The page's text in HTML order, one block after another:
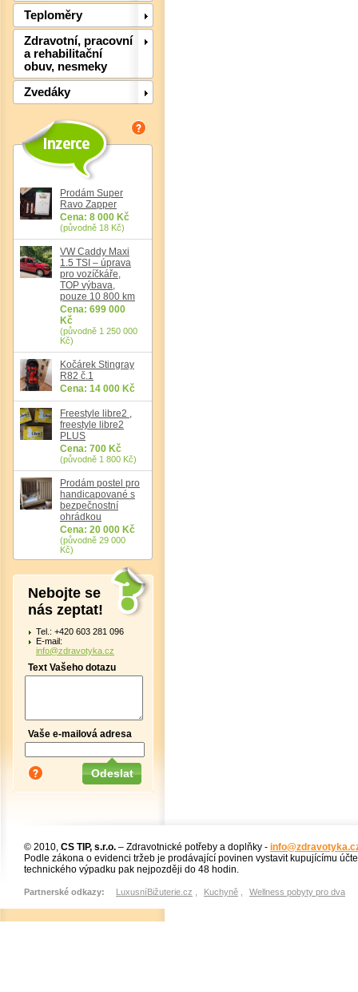
Teploměry
Zdravotní, pracovní
a rehabilitační
obuv, nesmeky
Zvedáky
Prodám Super
Ravo Zapper
Cena: 8 000 Kč
(původně 18 Kč)
VW Caddy Maxi
1.5 TSI – úprava
pro vozíčkáře,
TOP výbava,
pouze 10 800 km
Cena: 699 000
Kč
(původně 1 250 000
Kč)
Kočárek Stingray
R82 č.1
Cena: 14 000 Kč
Freestyle libre2 ,
freestyle libre2
PLUS
Cena: 700 Kč
(původně 1 800 Kč)
Prodám postel pro
handicapované s
bezpečnostní
ohrádkou
Cena: 20 000 Kč
(původně 29 000
Kč)
Nebojte se
nás zeptat!
Tel.: +420 603 281 096
E-mail:
info@zdravotyka.cz
Text Vašeho dotazu
Vaše e-mailová adresa
© 2010, CS TIP, s.r.o. – Zdravotnické potřeby a doplňky -
Podle zákona o evidenci tržeb je prodávající povinen vystavit kupujícímu
technického výpadku pak nejpozději do 48 hodin.
Partnerské odkazy: LuxusníBižuterie.cz Kuchyně Wellness pobyty pro dva